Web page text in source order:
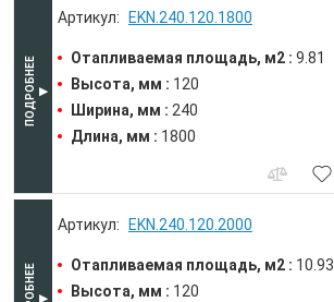
EKN.240.120.1800
Отапливаемая площадь, м2 : 9.81
Высота, мм : 120
Ширина, мм : 240
Длина, мм : 1800
EKN.240.120.2000
Отапливаемая площадь, м2 : 10.93
Высота, мм : 120